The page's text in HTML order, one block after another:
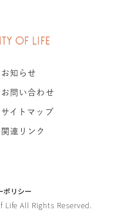
ポリシー
All Rights Reserved.
お知らせ
お問い合わせ
サイトマップ
関連リンク